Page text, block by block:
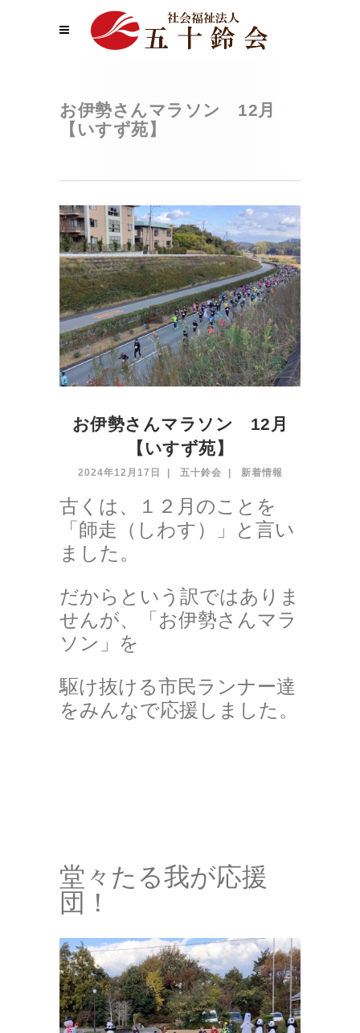
お伊勢さんマラソン 12月
【いすず苑】
お伊勢さんマラソン 12月
【いすず苑】
2024年12月17日 五十鈴会 新着情報
古くは、１２月のことを
「師走（しわす）」と言い
ました。
だからという訳ではありま
せんが、「お伊勢さんマラ
ソン」を
駆け抜ける市民ランナー達
をみんなで応援しました。
堂々たる我が応援
団！